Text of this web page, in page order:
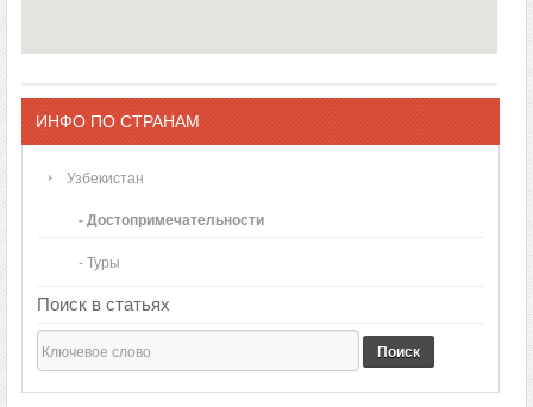
ИНФО ПО СТРАНАМ
Узбекистан
- Достопримечательности
- Туры
Поиск в статьях
Поиск